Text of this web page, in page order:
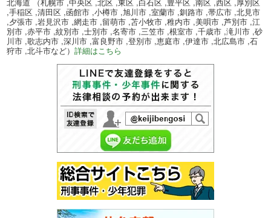
,手稲区 ,清田区 ,函館市 ,小樽市 ,旭川市 ,室蘭市 ,釧路市 ,帯広市 ,北見市
,夕張市 ,岩見沢市 ,網走市 ,留萌市 ,苫小牧市 ,稚内市 ,美唄市 ,芦別市 ,江
別市 ,赤平市 ,紋別市 ,士別市 ,名寄市 ,三笠市 ,根室市 ,千歳市 ,滝川市 ,砂
川市 ,歌志内市 ,深川市 ,富良野市 ,登別市 ,恵庭市 ,伊達市 ,北広島市 ,石
狩市 ,北斗市など）詳細はこちら